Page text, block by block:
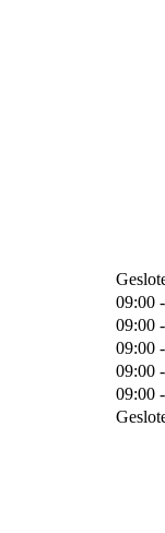
09:00
09:00
09:00
09:00
09:00